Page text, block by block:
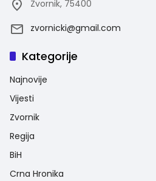
Zvornik, 75400
zvornicki@gmail.com
Kategorije
Najnovije
Vijesti
Zvornik
Regija
BiH
Crna Hronika